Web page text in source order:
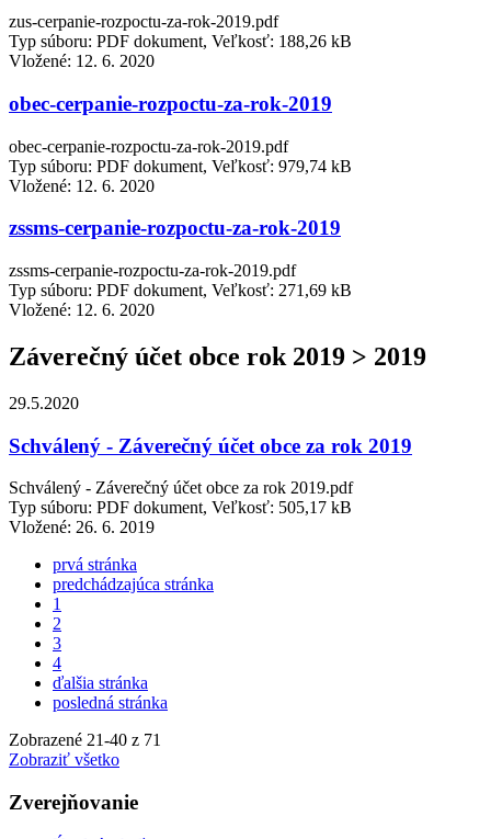
zus-cerpanie-rozpoctu-za-rok-2019.pdf
Typ súboru: PDF dokument, Veľkosť: 188,26 kB
Vložené: 12. 6. 2020
obec-cerpanie-rozpoctu-za-rok-2019
obec-cerpanie-rozpoctu-za-rok-2019.pdf
Typ súboru: PDF dokument, Veľkosť: 979,74 kB
Vložené: 12. 6. 2020
zssms-cerpanie-rozpoctu-za-rok-2019
zssms-cerpanie-rozpoctu-za-rok-2019.pdf
Typ súboru: PDF dokument, Veľkosť: 271,69 kB
Vložené: 12. 6. 2020
Záverečný účet obce rok 2019 > 2019
29.5.2020
Schválený - Záverečný účet obce za rok 2019
Schválený - Záverečný účet obce za rok 2019.pdf
Typ súboru: PDF dokument, Veľkosť: 505,17 kB
Vložené: 26. 6. 2019
prvá stránka
predchádzajúca stránka
1
2
3
4
ďalšia stránka
posledná stránka
Zobrazené 21-40 z 71
Zobraziť všetko
Zverejňovanie